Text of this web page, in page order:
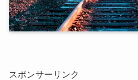
スポンサーリンク